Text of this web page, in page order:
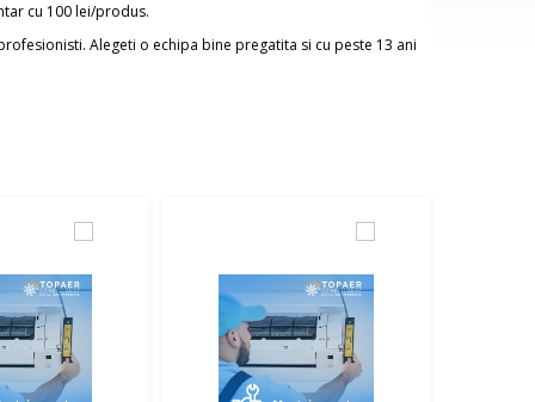
cu 100 lei/produs.
Alegeti o echipa bine pregatita si cu peste 13 ani